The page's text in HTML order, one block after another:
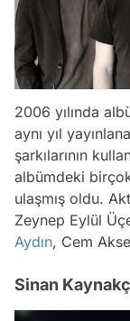
2006 yılında
aynı yıl
şarkılarının
albümdeki
ulaşmış oldu.
Zeynep Eylül
Aydın, Cem
Sinan